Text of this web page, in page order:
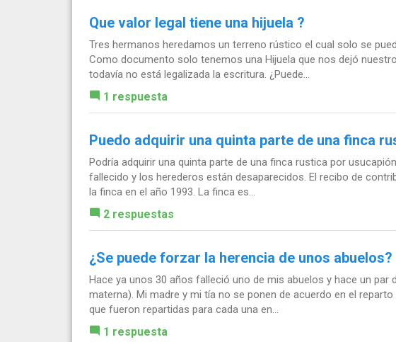
Que valor legal tiene una hijuela ?
Tres hermanos heredamos un terreno rústico el cual solo se
Como documento solo tenemos una Hijuela que nos dejó
todavía no está legalizada la escritura. ¿Puede...
1 respuesta
Puedo adquirir una quinta parte de una finca
Podría adquirir una quinta parte de una finca rustica por
fallecido y los herederos están desaparecidos. El recibo de
la finca en el año 1993. La finca es...
2 respuestas
¿Se puede forzar la herencia de unos abuelos?
Hace ya unos 30 años falleció uno de mis abuelos y hace un par
materna). Mi madre y mi tía no se ponen de acuerdo en el
que fueron repartidas para cada una en...
1 respuesta